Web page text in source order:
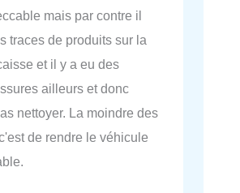
mais par contre il
traces de produits sur la
et il y a eu des
ailleurs et donc
nettoyer. La moindre des
de rendre le véhicule